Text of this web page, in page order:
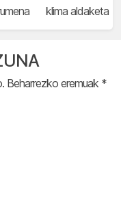
klima aldaketa
Beharrezko eremuak *